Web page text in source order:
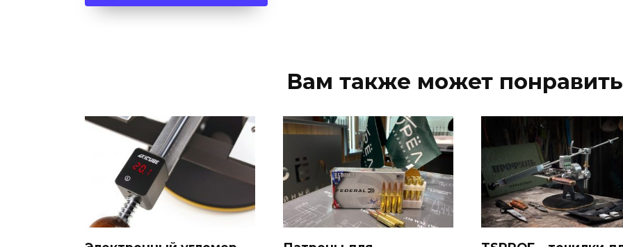
Вам также может